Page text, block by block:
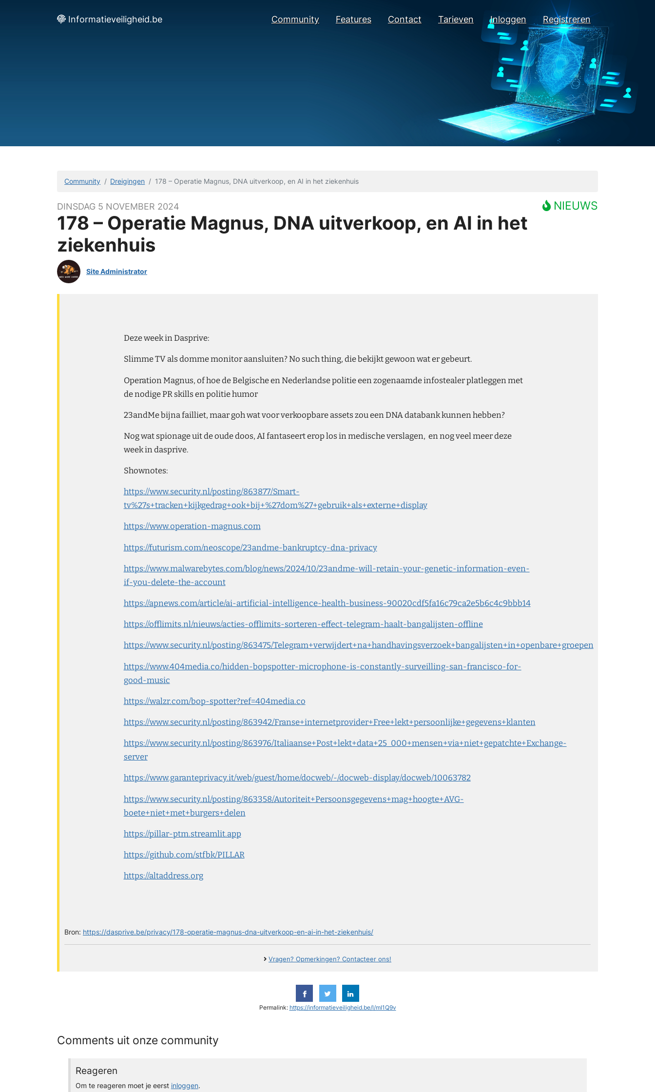
Informatieveiligheid.be Community Features Contact Tarieven Inloggen Registreren
Community Dreigingen 178 – Operatie Magnus, DNA uitverkoop, en AI in het ziekenhuis
NIEUWS
DINSDAG 5 NOVEMBER 2024
178 – Operatie Magnus, DNA uitverkoop, en AI in het
ziekenhuis
Site Administrator
Deze week in Dasprive:
Slimme TV als domme monitor aansluiten? No such thing, die bekijkt gewoon wat er gebeurt.
Operation Magnus, of hoe de Belgische en Nederlandse politie een zogenaamde infostealer platleggen met
de nodige PR skills en politie humor
23andMe bijna failliet, maar goh wat voor verkoopbare assets zou een DNA databank kunnen hebben?
Nog wat spionage uit de oude doos, AI fantaseert erop los in medische verslagen, en nog veel meer deze
week in dasprive.
Shownotes:
https://www.security.nl/posting/863877/Smart-
tv%27s+tracken+kijkgedrag+ook+bij+%27dom%27+gebruik+als+externe+display
https://www.operation-magnus.com
https://futurism.com/neoscope/23andme-bankruptcy-dna-privacy
https://www.malwarebytes.com/blog/news/2024/10/23andme-will-retain-your-genetic-information-even-
if-you-delete-the-account
https://apnews.com/article/ai-artificial-intelligence-health-business-90020cdf5fa16c79ca2e5b6c4c9bbb14
https://offlimits.nl/nieuws/acties-offlimits-sorteren-effect-telegram-haalt-bangalijsten-offline
https://www.security.nl/posting/863475/Telegram+verwijdert+na+handhavingsverzoek+bangalijsten+in+openbare+groepen
https://www.404media.co/hidden-bopspotter-microphone-is-constantly-surveilling-san-francisco-for-
good-music
https://walzr.com/bop-spotter?ref=404media.co
https://www.security.nl/posting/863942/Franse+internetprovider+Free+lekt+persoonlijke+gegevens+klanten
https://www.security.nl/posting/863976/Italiaanse+Post+lekt+data+25_000+mensen+via+niet+gepatchte+Exchange-
server
https://www.garanteprivacy.it/web/guest/home/docweb/-/docweb-display/docweb/10063782
https://www.security.nl/posting/863358/Autoriteit+Persoonsgegevens+mag+hoogte+AVG-
boete+niet+met+burgers+delen
https://pillar-ptm.streamlit.app
https://github.com/stfbk/PILLAR
https://altaddress.org
Bron: https://dasprive.be/privacy/178-operatie-magnus-dna-uitverkoop-en-ai-in-het-ziekenhuis/
Vragen? Opmerkingen? Contacteer ons!
Permalink: https://informatieveiligheid.be/l/mI1Q9v
Comments uit onze community
Reageren
Om te reageren moet je eerst inloggen.